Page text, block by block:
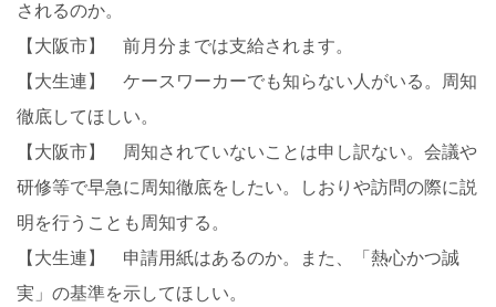
されるのか。
【大阪市】 前月分までは支給されます。
【大生連】 ケースワーカーでも知らない人がいる。周知
徹底してほしい。
【大阪市】 周知されていないことは申し訳ない。会議や
研修等で早急に周知徹底をしたい。しおりや訪問の際に説
明を行うことも周知する。
【大生連】 申請用紙はあるのか。また、「熱心かつ誠
実」の基準を示してほしい。